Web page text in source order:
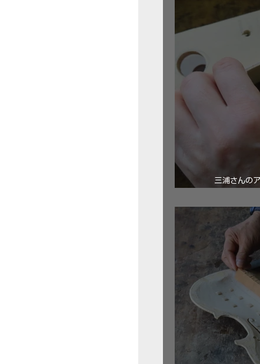
三浦さんの